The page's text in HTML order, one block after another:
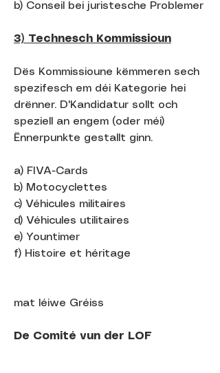
b) Conseil bei juristesche Problemer
3) Technesch Kommissioun
Dës Kommissioune këmmeren sech
spezifesch em déi Kategorie hei
drënner. D'Kandidatur sollt och
speziell an engem (oder méi)
Ënnerpunkte gestallt ginn.
a) FIVA-Cards
b) Motocyclettes
c) Véhicules militaires
d) Véhicules utilitaires
e) Yountimer
f) Histoire et héritage
mat léiwe Gréiss
De Comité vun der LOF